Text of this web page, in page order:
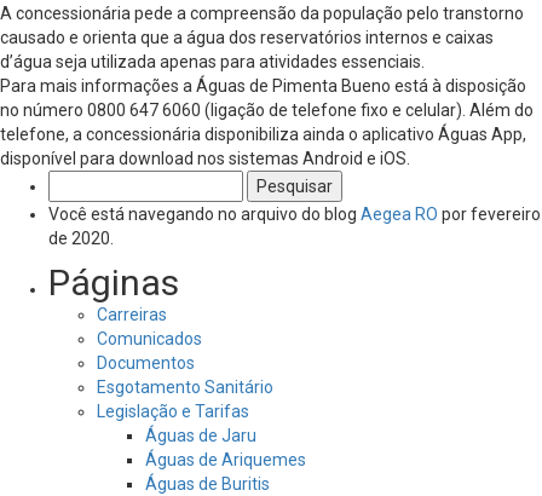
A concessionária pede a compreensão da população pelo transtorno
causado e orienta que a água dos reservatórios internos e caixas
d’água seja utilizada apenas para atividades essenciais.
Para mais informações a Águas de Pimenta Bueno está à disposição
no número 0800 647 6060 (ligação de telefone fixo e celular). Além do
telefone, a concessionária disponibiliza ainda o aplicativo Águas App,
disponível para download nos sistemas Android e iOS.
por:
Você está navegando no arquivo do blog Aegea RO por fevereiro
de 2020.
Páginas
Carreiras
Comunicados
Documentos
Esgotamento Sanitário
Legislação e Tarifas
Águas de Jaru
Águas de Ariquemes
Águas de Buritis